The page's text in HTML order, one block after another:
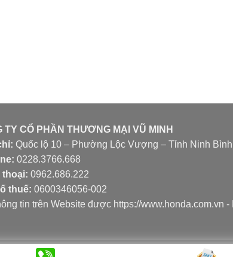
TY CỔ PHẦN THƯƠNG MẠI VŨ MINH
Quốc lộ 10 – Phường Lộc Vượng – Tỉnh Ninh Bình
0228.3766.668
thoại: 0962.686.222
thuế: 0600346056-002
tin trên Website được https://www.honda.com.vn
Copyright